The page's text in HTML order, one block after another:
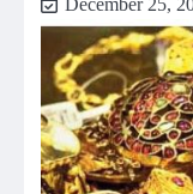
December 25,